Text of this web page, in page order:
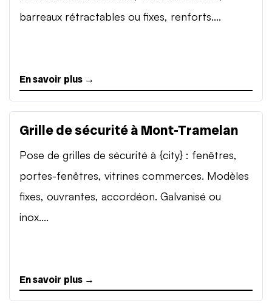
barreaux rétractables ou fixes, renforts....
En savoir plus →
Grille de sécurité à Mont-Tramelan
Pose de grilles de sécurité à {city} : fenêtres,
portes-fenêtres, vitrines commerces. Modèles
fixes, ouvrantes, accordéon. Galvanisé ou
inox....
En savoir plus →